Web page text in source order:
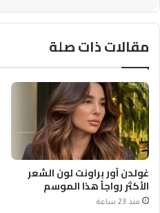
مقالات ذات صلة
غولدن آور براونت لون الشعر
الأكثر رواجاً هذا الموسم
منذ 23 ساعة